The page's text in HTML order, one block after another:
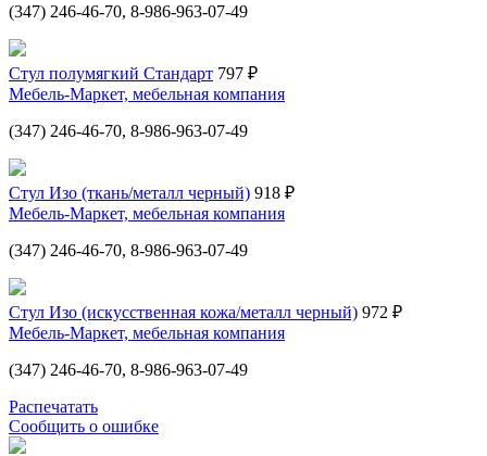
(347) 246-46-70, 8-986-963-07-49
Стул полумягкий Стандарт 797 ₽
Мебель-Маркет, мебельная компания
(347) 246-46-70, 8-986-963-07-49
Стул Изо (ткань/металл черный) 918 ₽
Мебель-Маркет, мебельная компания
(347) 246-46-70, 8-986-963-07-49
Стул Изо (искусственная кожа/металл черный) 972 ₽
Мебель-Маркет, мебельная компания
(347) 246-46-70, 8-986-963-07-49
Распечатать
Сообщить о ошибке